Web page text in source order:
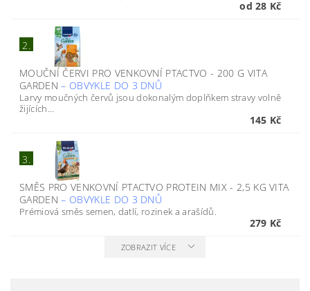
od 28 Kč
2.
MOUČNÍ ČERVI PRO VENKOVNÍ PTACTVO - 200 G VITA
GARDEN– OBVYKLE DO 3 DNŮ
Larvy moučných červů jsou dokonalým doplňkem stravy volně
žijících...
145 Kč
3.
SMĚS PRO VENKOVNÍ PTACTVO PROTEIN MIX - 2,5 KG VITA
GARDEN– OBVYKLE DO 3 DNŮ
Prémiová směs semen, datlí, rozinek a arašídů.
279 Kč
ZOBRAZIT VÍCE